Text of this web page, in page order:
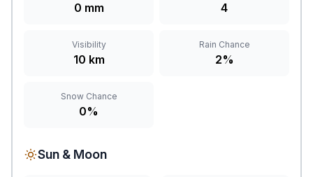
0 mm 4
Visibility
10 km
Rain Chance
2%
Snow Chance
0%
Sun & Moon